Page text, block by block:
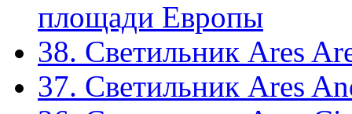
площади Европы
38. Светильник Ares
37. Светильник Ares